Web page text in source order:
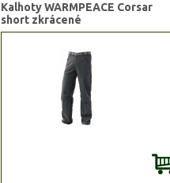
Kalhoty WARMPEACE Corsar
short zkrácené